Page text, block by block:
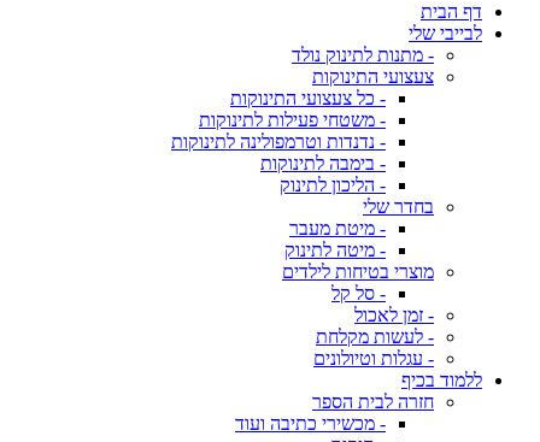
דף הבית
לבייבי שלי
- מתנות לתינוק נולד
צעצועי התינוקות
- כל צעצועי התינוקות
- משטחי פעילות לתינוקות
- נדנדות וטרמפולינה לתינוקות
- בימבה לתינוקות
- הליכון לתינוק
בחדר שלי
- מיטת מעבר
- מיטה לתינוק
מוצרי בטיחות לילדים
- סל קל
- זמן לאכול
- לעשות מקלחת
- עגלות וטיולונים
ללמוד בכיף
חזרה לבית הספר
- מכשירי כתיבה ועוד